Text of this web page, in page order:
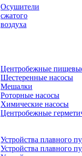
Осушители
сжатого
воздуха
Центробежные
Шестеренные насосы
Мешалки
Роторные насосы
Химические насосы
Центробежные
Устройства плавного
Устройства плавного